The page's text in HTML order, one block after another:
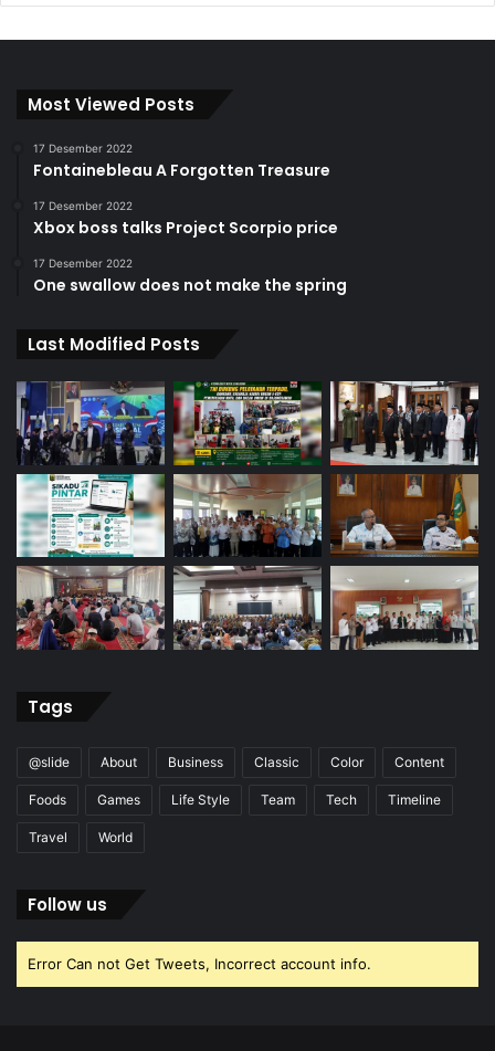
Most Viewed Posts
17 Desember 2022
Fontainebleau A Forgotten Treasure
17 Desember 2022
Xbox boss talks Project Scorpio price
17 Desember 2022
One swallow does not make the spring
Last Modified Posts
Tags
@slide About Business Classic Color Content
Foods Games Life Style Team Tech Timeline
Travel World
Follow us
Error Can not Get Tweets, Incorrect account info.